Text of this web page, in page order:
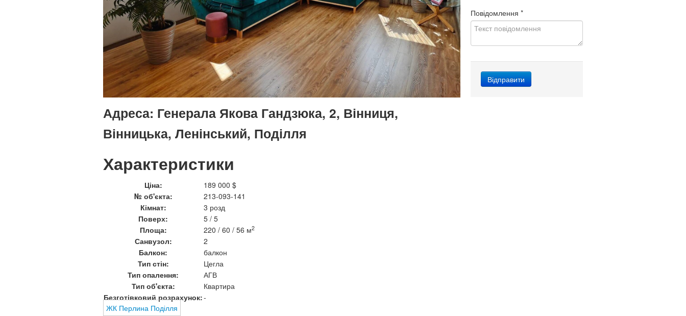
Адреса: Генерала Якова Гандзюка, 2, Вінниця,
Вінницька, Ленінський, Поділля
Характеристики
Ціна:
189 000 $
№ об'єкта:
213-093-141
Кімнат:
3 розд
Поверх:
5 / 5
Площа:
220 / 60 / 56 м2
Санвузол:
2
Балкон:
балкон
Тип стін:
Цегла
Тип опалення:
АГВ
Тип об'єкта:
Квартира
Безготівковий розрахунок:-
ЖК Перлина Поділля
Повідомлення *